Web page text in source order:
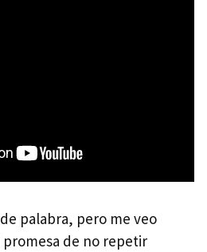
palabra, pero me veo
de no repetir